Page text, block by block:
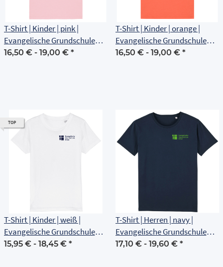
T-Shirt | Kinder | pink |
Evangelische Grundschule
Erfurt
16,50 € - 19,00 € *
T-Shirt | Kinder | orange |
Evangelische Grundschule
Erfurt
16,50 € - 19,00 € *
TOP
T-Shirt | Kinder | weiß |
Evangelische Grundschule
Erfurt
15,95 € - 18,45 € *
T-Shirt | Herren | navy |
Evangelische Grundschule
Erfurt
17,10 € - 19,60 € *